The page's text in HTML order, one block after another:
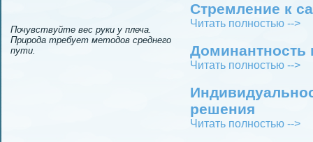
Почувствуйте вес руки у плеча.
Природа требует методов среднего
пути.
Стремлeние к
Читать полностью -->
Доминантность
Читать полностью -->
решeния
Читать полностью -->